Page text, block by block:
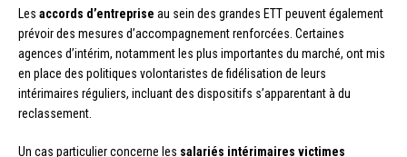
Les accords d’entreprise au sein des grandes ETT peuvent également
prévoir des mesures d’accompagnement renforcées. Certaines
agences d’intérim, notamment les plus importantes du marché, ont mis
en place des politiques volontaristes de fidélisation de leurs
intérimaires réguliers, incluant des dispositifs s’apparentant à du
reclassement.
Un cas particulier concerne les salariés intérimaires victimes